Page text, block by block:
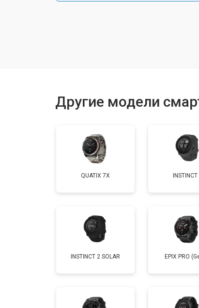
Замена кнопки включения
Другие модели
QUATIX 7X INSTINCT
INSTINCT 2 SOLAR EPIX PRO